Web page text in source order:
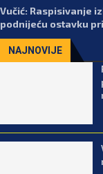
Vučić: Raspisivanje
podnijeću ostavku
NAJNOVIJE